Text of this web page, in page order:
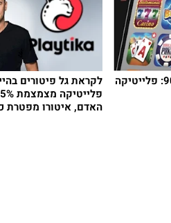
אחרי קריסה של כ-90%: פלייטיקה
לקראת גל פיטורים
האדם, איטורו מפטרת